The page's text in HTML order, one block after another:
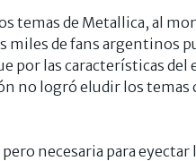
temas de Metallica, al
miles de fans argentinos
por las características del
no logró eludir los temas
necesaria para